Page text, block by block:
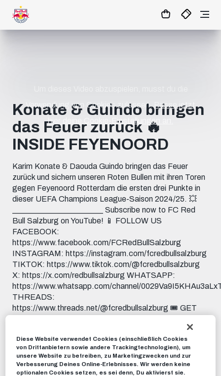
MATCHCENTER
Verwendung von Cookies zulassen. Passe jetzt
hier deine Cookie-Einstellungen an.
Konate & Guindo bringen
das Feuer zurück 🔥
INSIDE FEYENOORD
Karim Konate & Daouda Guindo bringen das Feuer
zurück und sichern unseren Roten Bullen mit ihren Toren
gegen Feyenoord Rotterdam die ersten drei Punkte in
dieser UEFA Champions League-Saison 2024/25. 💥
_______________________ Subscribe now to FC Red
Bull Salzburg on YouTube! 📱 FOLLOW US
FACEBOOK:
https://www.facebook.com/FCRedBullSalzburg
INSTAGRAM: https://instagram.com/fcredbullsalzburg
TIKTOK: https://www.tiktok.com/@fcredbullsalzburg
X: https://x.com/redbullsalzburg WHATSAPP:
https://www.whatsapp.com/channel/
THREADS:
https://www.threads.net/@fcredbullsalzburg 🎟️ GET
🎒 FANSHOP: https://www.redbullshop.com/de-int/rb-
salzburg/
RBS-TV 07. NOVEMBER 2024
Diese Website verwendet Cookies (einschließlich Cookies
von Drittanbietern sowie andere Trackingtechnologien), um
unsere Website zu betreiben, zu Marketingzwecken und zur
Verbesserung Deines Online-Erlebnisses. Wir werden keine
optionalen Cookies setzen, es sei denn, Du aktivierst sie.